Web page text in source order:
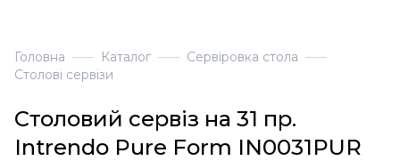
Головна Каталог
Сервіровка стола
Столові сервізи
Столовий сервіз на 31 пр.
Intrendo Pure Form IN0031PUR